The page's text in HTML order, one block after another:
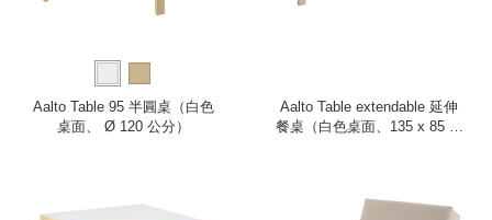
Aalto Table 95 半圓桌（白色
桌面、 Ø 120 公分）
Aalto Table extendable 延伸
餐桌（白色桌面、135 x 85 公